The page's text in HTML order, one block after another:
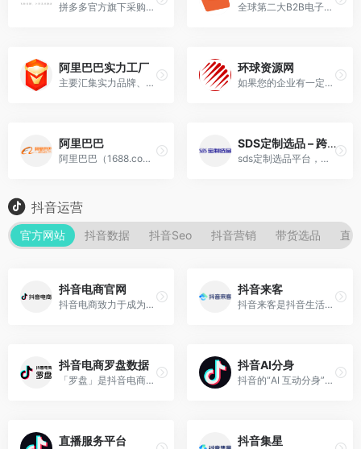
拼多多官方旗下采购批发平台~ 全球第二大B2B电子商务平台，也是近年来最受外贸行业关注的外贸B2B网站。
阿里巴巴实力工厂
主要汇集实力品牌、源头厂家和品牌代理。这些商家不仅有比大市场会员更严格的入驻门槛，更经过国际权威认证机构进行深度验厂验商。
环球资源网
如果您的企业有一定的网络海外推广资金，环球资源网应该是首选。
阿里巴巴
阿里巴巴（1688.com）是全球企业间（B2B）电子商务的著名品牌。
SDS定制选品 – 跨境电商DIY产品铺货平台
sds定制选品平台，开放式diy定制选品平台，提供一站式跨境电商定制选品铺货服务，满足亚马逊等跨境电商平台卖家在产品开发铺货上的各类需求。
抖音运营
官方网站 抖音数据 抖音Seo 抖音营销 带货选品 直
抖音电商官网
抖音电商致力于成为用户发现并获得优价好物的首选平台。同时，抖音电商积极引入优质合作伙伴，为商家变现提供多元的选择。短视频、商家自播、主播带货，满足商家达人多形式变现需求。
抖音来客
抖音来客是抖音生活服务官方提供的商家经营平台，0元免费入驻开店，享受抖音百亿流量红利。提供海量经营工具帮助商家上品，经营，履约，促活，营销。支持达人推广，商家直播，抖音本地推，商家优惠券等多种营销工具。专业的服务团队运营指导，定期免费课程指导经营。
抖音电商罗盘数据
「罗盘」是抖音电商推出的官方数据产品矩阵，基于抖音电商全域数据（内容场+货架场）为商家及达人提供全面数策服务，旗下「罗盘·经营」为单店视角，让店铺经营可诊断可优化，「罗盘·策略」为多店多号的品牌视角，让生意增长有洞察有方向。「罗盘·达人」，为达人及机构视角，看清带货全链路数据（人群分析、内容创意、选品策略）
抖音AI分身
抖音的“AI 互动分身”是抖音近期内测的一项功能，主要面向网红大 V。点击主播头像，即可进入 AI 互动空间，得到具有主播个性特征的对话体验。
直播服务平台 抖音集星